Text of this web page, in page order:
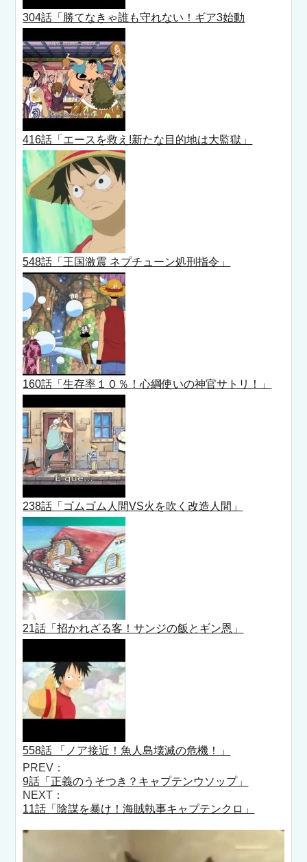
304話「勝てなきゃ誰も守れない！ギア3始動
416話「エースを救え!新たな目的地は大監獄」
548話「王国激震 ネプチューン処刑指令」
160話「生存率１０％！心綱使いの神官サトリ！」
238話「ゴムゴム人間VS火を吹く改造人間」
21話「招かれざる客！サンジの飯とギン恩」
558話 「ノア接近！魚人島壊滅の危機！」
PREV：
9話「正義のうそつき？キャプテンウソップ」
NEXT：
11話「陰謀を暴け！海賊執事キャプテンクロ」